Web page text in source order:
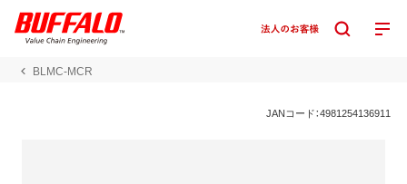
BLMC-MCR
JANコード：4981254136911